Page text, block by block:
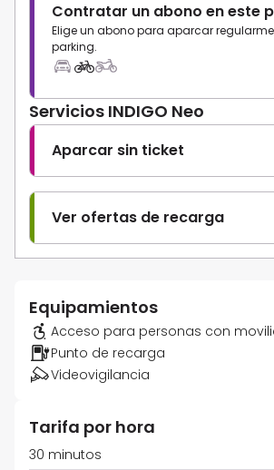
Contratar un abono en este
Elige un abono para aparcar
parking.
Servicios INDIGO Neo
Aparcar sin ticket
Ver ofertas de recarga
Equipamientos
Acceso para personas con
Punto de recarga
Videovigilancia
Tarifa por hora
30 minutos